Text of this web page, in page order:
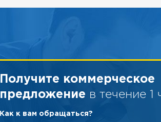
Получите коммерческое
предложение в течение 1
Как к вам обращаться?